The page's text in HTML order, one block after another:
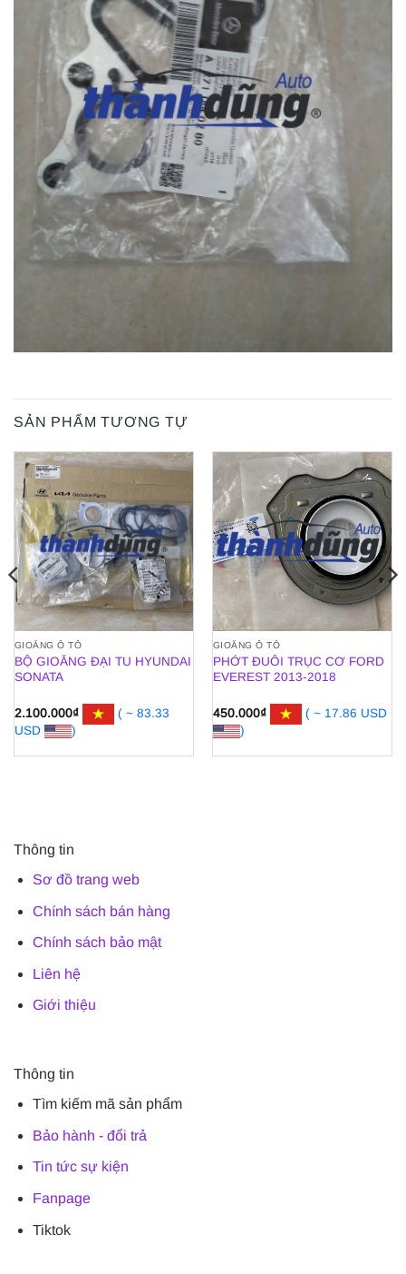
SẢN PHẨM TƯƠNG TỰ
GIOĂNG Ô TÔ
BỘ GIOĂNG ĐẠI TU HYUNDAI
SONATA
2.100.000₫
( ~ 83.33
USD
)
GIOĂNG Ô TÔ
PHỚT ĐUÔI TRỤC CƠ FORD
EVEREST 2013-2018
450.000₫
( ~ 17.86 USD
)
Thông tin
Sơ đồ trang web
Chính sách bán hàng
Chính sách bảo mật
Liên hệ
Giới thiệu
Thông tin
Tìm kiếm mã sản phẩm
Bảo hành - đổi trả
Tin tức sự kiện
Fanpage
Tiktok